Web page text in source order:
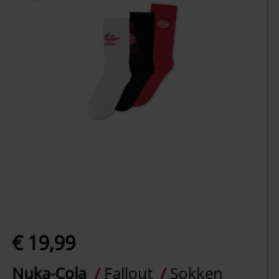
€ 19,99
Nuka-Cola Fallout Sokken